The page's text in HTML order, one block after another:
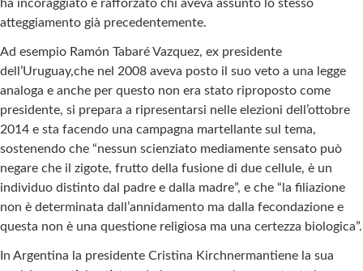
ha incoraggiato e rafforzato chi aveva assunto lo stesso
atteggiamento già precedentemente.
Ad esempio Ramón Tabaré Vazquez, ex presidente
dell’Uruguay,che nel 2008 aveva posto il suo veto a una legge
analoga e anche per questo non era stato riproposto come
presidente, si prepara a ripresentarsi nelle elezioni dell’ottobre
2014 e sta facendo una campagna martellante sul tema,
sostenendo che “nessun scienziato mediamente sensato può
negare che il zigote, frutto della fusione di due cellule, è un
individuo distinto dal padre e dalla madre”, e che “la filiazione
non è determinata dall’annidamento ma dalla fecondazione e
questa non è una questione religiosa ma una certezza biologica”.
In Argentina la presidente Cristina Kirchnermantiene la sua